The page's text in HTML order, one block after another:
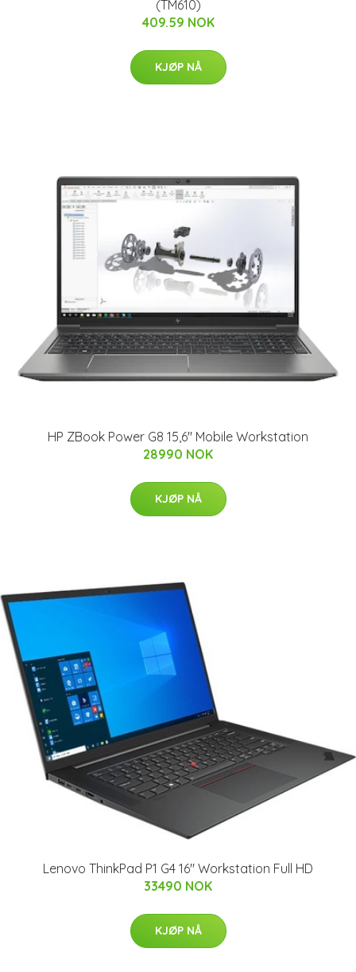
(TM610)
409.59 NOK
KJØP NÅ
HP ZBook Power G8 15,6" Mobile Workstation
28990 NOK
KJØP NÅ
Lenovo ThinkPad P1 G4 16" Workstation Full HD
33490 NOK
KJØP NÅ